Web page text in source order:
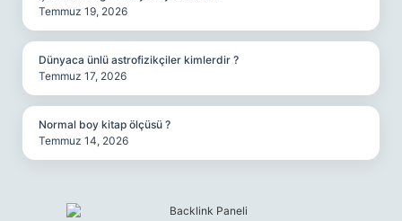
Temmuz 19, 2026
Dünyaca ünlü astrofizikçiler kimlerdir ?
Temmuz 17, 2026
Normal boy kitap ölçüsü ?
Temmuz 14, 2026